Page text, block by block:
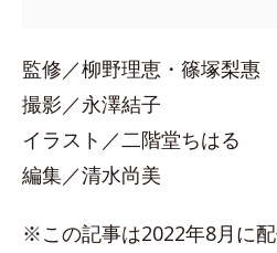
監修／柳野理恵・篠塚梨惠
撮影／永澤結子
イラスト／二階堂ちはる
編集／清水尚美
※この記事は2022年8月に